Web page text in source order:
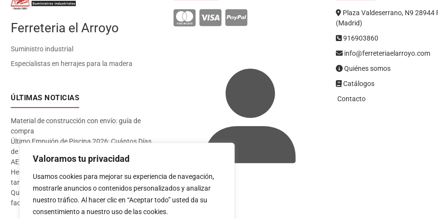
Valoramos tu privacidad
Usamos cookies para mejorar su experiencia de navegación,
mostrarle anuncios o contenidos personalizados y analizar
nuestro tráfico. Al hacer clic en “Aceptar todo” usted da su
consentimiento a nuestro uso de las cookies.
Ferreteria el Arroyo
Suministro industrial
Especialistas en herrajes para la madera
ÚLTIMAS NOTICIAS
Material de construcción con envío: guía de
compra
Último Empujón de Piscina 2026: Cuántos Días
de Baño te Quedan en Madrid Sur (Datos
AEMET)
Herramientas imprescindibles para instalar
tarima flotante
Qué pintura usar en exterior: guía completa para
fachadas 2026
Acceder
Plaza Valdeserrano, N9 28944
(Madrid)
916903860
info@ferreteriaelarroyo.com
Quiénes somos
Catálogos
Contacto